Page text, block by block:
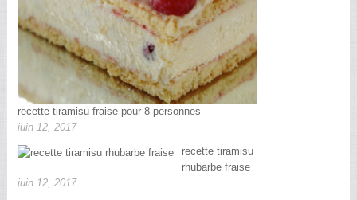
recette tiramisu fraise pour 8 personnes
juin 12, 2017
recette tiramisu
rhubarbe fraise
juin 12, 2017